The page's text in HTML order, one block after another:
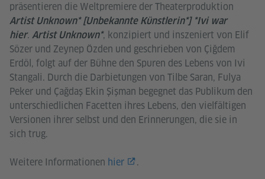
präsentieren die Weltpremiere der Theaterproduktion
Artist Unknown* [Unbekannte Künstlerin*] *Ivi war
hier. Artist Unknown*, konzipiert und inszeniert von Elif
Sözer und Zeynep Özden und geschrieben von Çiğdem
Erdöl, folgt auf der Bühne den Spuren des Lebens von Ivi
Stangali. Durch die Darbietungen von Tilbe Saran, Fulya
Peker und Çağdaş Ekin Şişman begegnet das Publikum den
unterschiedlichen Facetten ihres Lebens, den vielfältigen
Versionen ihrer selbst und den Erinnerungen, die sie in
sich trug.
Weitere Informationen hier .